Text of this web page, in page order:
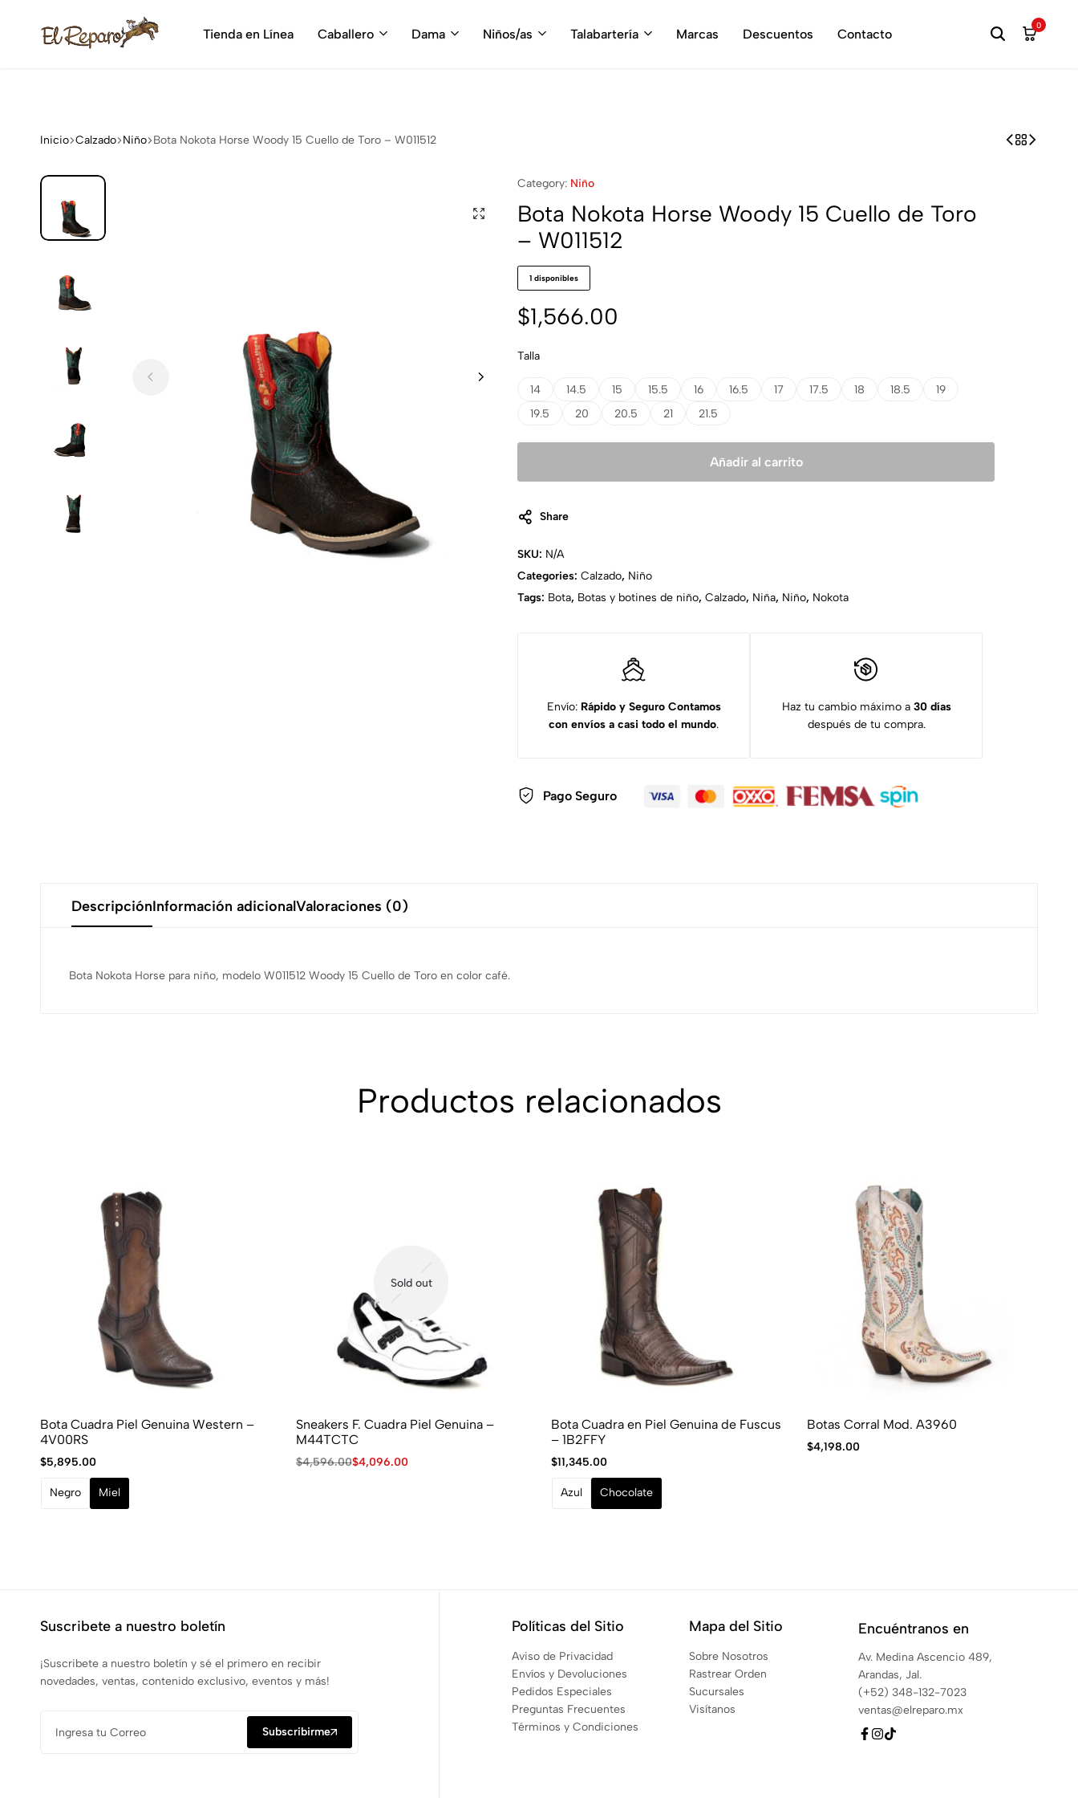
de
Tienda en Línea Caballero Dama Niños/as Talabartería Marcas Descuentos Contacto
0
Inicio Calzado Niño Bota Nokota Horse Woody 15 Cuello de Toro – W011512
Category: Niño
Bota Nokota Horse Woody 15 Cuello de Toro
– W011512
1 disponibles
$1,566.00
Talla
14 14.5 15 15.5 16 16.5 17 17.5 18 18.5
19
19.5
20 20.5 21 21.5
Añadir al carrito
Share
SKU: N/A
Categories: Calzado, Niño
Tags: Bota, Botas y botines de niño, Calzado, Niña, Niño, Nokota
Envío: Rápido y Seguro Contamos
con envíos a casi todo el mundo.
Haz tu cambio máximo a 30 días
después de tu compra.
Pago Seguro
DescripciónInformación adicionalValoraciones (0)
Bota Nokota Horse para niño, modelo W011512 Woody 15 Cuello de Toro en color café.
Productos relacionados
Bota Cuadra Piel Genuina Western –
4V00RS
$5,895.00
Negro Miel
Sold out
Sneakers F. Cuadra Piel Genuina –
M44TCTC
$4,596.00$4,096.00
Bota Cuadra en Piel Genuina de Fuscus
– 1B2FFY
$11,345.00
Azul Chocolate
Botas Corral Mod. A3960
$4,198.00
Suscribete a nuestro boletín
¡Suscribete a nuestro boletín y sé el primero en recibir
novedades, ventas, contenido exclusivo, eventos y más!
Subscribirme
Políticas del Sitio
Aviso de Privacidad
Envíos y Devoluciones
Pedidos Especiales
Preguntas Frecuentes
Términos y Condiciones
Mapa del Sitio
Sobre Nosotros
Rastrear Orden
Sucursales
Visítanos
Encuéntranos en
Av. Medina Ascencio 489,
Arandas, Jal.
(+52) 348-132-7023
ventas@elreparo.mx